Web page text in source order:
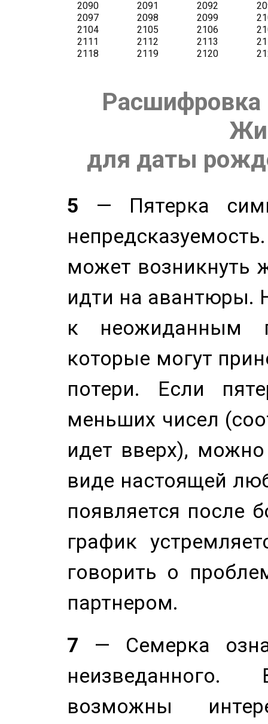
Расшифровка
для даты
5 — Пятерка
может возникнуть
идти на авантюры.
к неожиданным
которые могут
потери. Если
меньших чисел
идет вверх),
виде настоящей
появляется после
график
говорить о
партнером.
7 — Семерка
возможны